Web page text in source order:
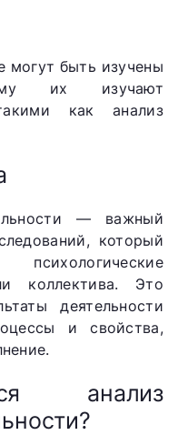
могут быть изучены
их изучают
как анализ
— важный
который
коллектива. Это
деятельности
и свойства,
анализ